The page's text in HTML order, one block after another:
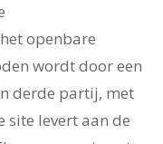
openbare
wordt door een
derde partij, met
site levert aan de